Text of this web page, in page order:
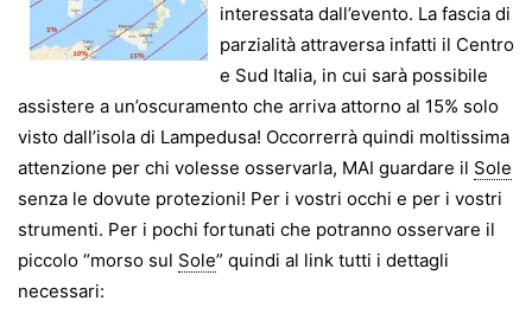
interessata dall’evento. La fascia di
parzialità attraversa infatti il Centro
e Sud Italia, in cui sarà possibile
assistere a un’oscuramento che arriva attorno al 15% solo
visto dall’isola di Lampedusa! Occorrerrà quindi moltissima
attenzione per chi volesse osservarla, MAI guardare il Sole
senza le dovute protezioni! Per i vostri occhi e per i vostri
strumenti. Per i pochi fortunati che potranno osservare il
piccolo “morso sul Sole” quindi al link tutti i dettagli
necessari: